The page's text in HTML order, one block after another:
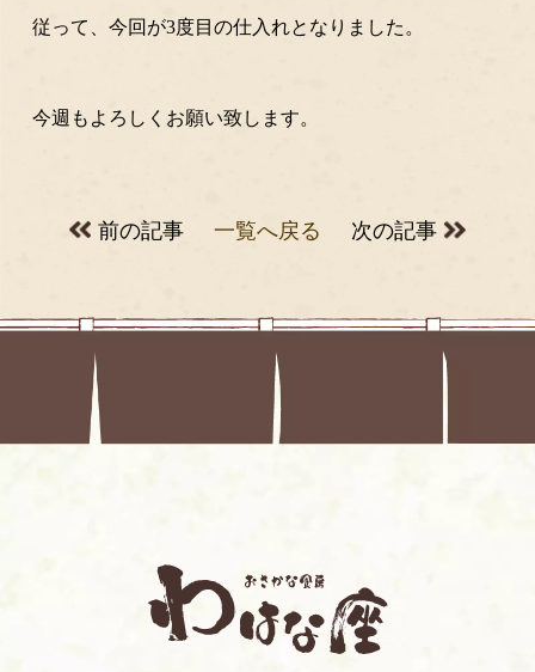
従って、今回が3度目の仕入れとなりました。
今週もよろしくお願い致します。
前の記事 一覧へ戻る 次の記事